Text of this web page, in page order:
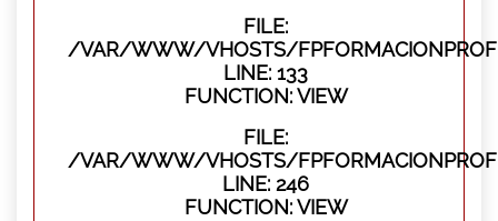
FILE:
/VAR/WWW/VHOSTS/
LINE: 133
FUNCTION: VIEW
FILE:
/VAR/WWW/VHOSTS/
LINE: 246
FUNCTION: VIEW